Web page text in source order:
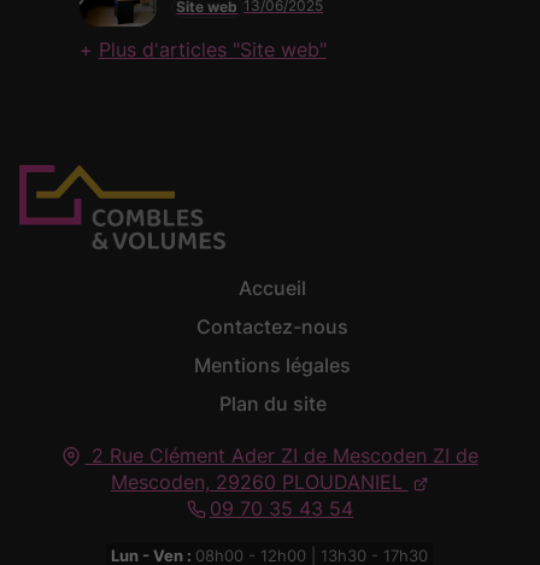
Site web 13/06/2025
Plus d'articles "Site web"
Accueil
Contactez-nous
Mentions légales
Plan du site
2 Rue Clément Ader ZI de Mescoden ZI de
Mescoden, 29260 PLOUDANIEL
09 70 35 43 54
Lun - Ven : 08h00 - 12h00 | 13h30 - 17h30